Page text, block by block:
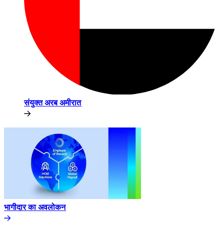
संयुक्त अरब अमीरात​​
भागीदार का अवलोकन​​